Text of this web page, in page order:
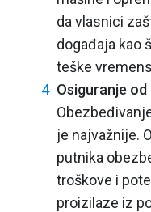
da vlasnici
događaja kao
teške
Osiguranje
je najvažnije.
putnika
troškove i
proizilaze iz